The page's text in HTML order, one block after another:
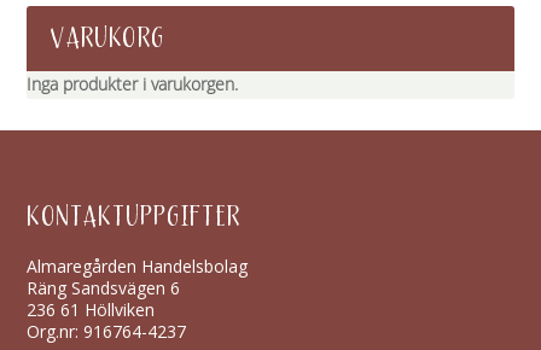
VARUKORG
Inga produkter i varukorgen.
KONTAKTUPPGIFTER
Almaregården Handelsbolag
Räng Sandsvägen 6
236 61 Höllviken
Org.nr: 916764-4237